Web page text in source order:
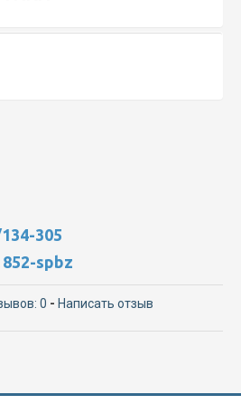
305
852-spbz
0 - Написать отзыв